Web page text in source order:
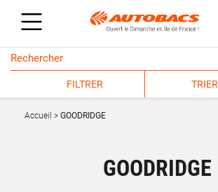
FILTRER TRIER
Accueil GOODRIDGE
GOODRIDGE